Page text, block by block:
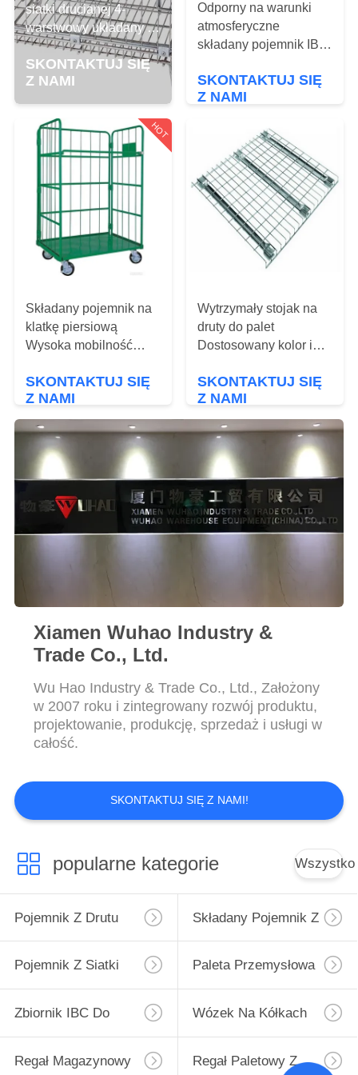
KONTROLA
JAKOŚCI
SKONTAKTUJ
SIĘ
NAMI
POPROSIĆ
WYCENĘ
SITEMAP
POLICY
siatki drucianej 4-
warstwowy układany w
stosy Oszczędność
miejsca Wysoka
widoczność dzięki
stopom typu
europejskiego
SKONTAKTUJ SIĘ
Z NAMI
Odporny na warunki
atmosferyczne
składany pojemnik IBC
kolory
SKONTAKTUJ SIĘ
Z NAMI
HOT
Składany pojemnik na
klatkę piersiową
Wysoka mobilność
Odporny na rdzę
SKONTAKTUJ SIĘ
Z NAMI
Wytrzymały stojak na
druty do palet
Dostosowany kolor i
SKONTAKTUJ SIĘ
Z NAMI
Xiamen Wuhao Industry &
Trade Co., Ltd.
Wu Hao Industry & Trade Co., Ltd., Założony
w 2007 roku i zintegrowany rozwój produktu,
projektowanie, produkcję, sprzedaż i usługi w
całość.
SKONTAKTUJ SIĘ Z NAMI!
popularne kategorie Wszystko
Pojemnik Z Drutu
Przemysłowego
Składany Pojemnik Z
Drutu
Pojemnik Z Siatki
Drucianej
Paleta Przemysłowa
Z Tworzywa
Sztucznego
Zbiornik IBC Do
Przechowywania
Wózek Na Kółkach
Regał Magazynowy Regał Paletowy Z